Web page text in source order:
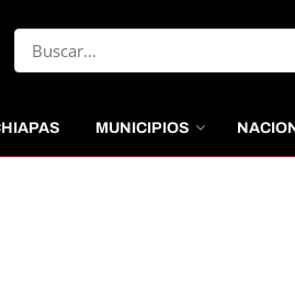
MUNICIPIOS